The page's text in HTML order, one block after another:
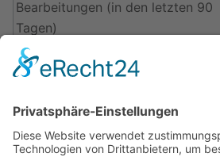
Bearbeitungen (in den letzten 90
Tagen)
Anzahl unterschiedlicher Autoren
der kürzlich erfolgten
Seiteneigenschaften